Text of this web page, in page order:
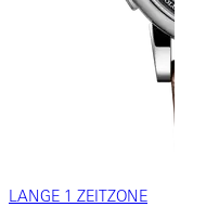
LANGE 1 ZEITZONE